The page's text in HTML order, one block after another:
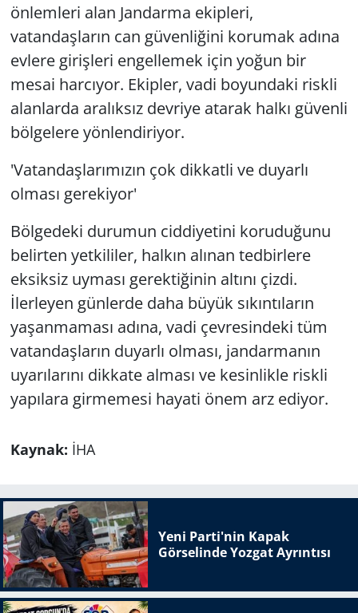
önlemleri alan Jandarma ekipleri,
vatandaşların can güvenliğini korumak adına
evlere girişleri engellemek için yoğun bir
mesai harcıyor. Ekipler, vadi boyundaki riskli
alanlarda aralıksız devriye atarak halkı güvenli
bölgelere yönlendiriyor.
'Vatandaşlarımızın çok dikkatli ve duyarlı
olması gerekiyor'
Bölgedeki durumun ciddiyetini koruduğunu
belirten yetkililer, halkın alınan tedbirlere
eksiksiz uyması gerektiğinin altını çizdi.
İlerleyen günlerde daha büyük sıkıntıların
yaşanmaması adına, vadi çevresindeki tüm
vatandaşların duyarlı olması, jandarmanın
uyarılarını dikkate alması ve kesinlikle riskli
yapılara girmemesi hayati önem arz ediyor.
Kaynak: İHA
Yeni Parti'nin Kapak
Görselinde Yozgat Ayrıntısı